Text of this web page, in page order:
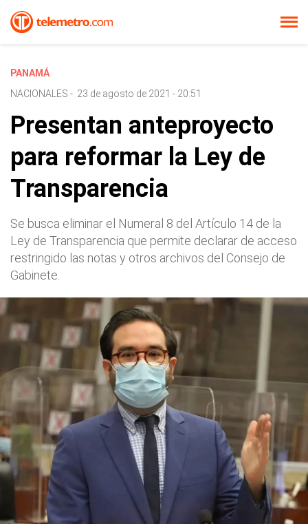
PANAMÁ
NACIONALES - 23 de agosto de 2021 - 20:51
Presentan anteproyecto
para reformar la Ley de
Transparencia
Se busca eliminar el Numeral 8 del Artículo 14 de la
Ley de Transparencia que permite declarar de acceso
restringido las notas y otros archivos del Consejo de
Gabinete.